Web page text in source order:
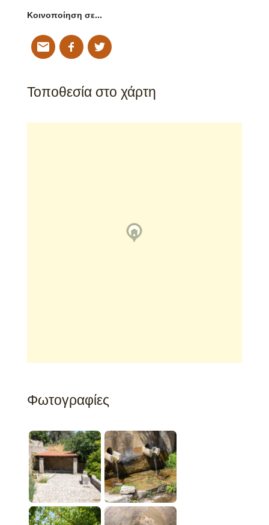
Κοινοποίηση σε…
Τοποθεσία στο χάρτη
Φωτογραφίες